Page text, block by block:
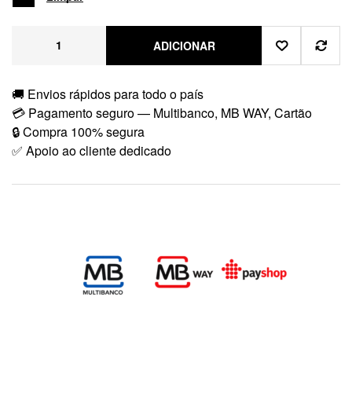
ADICIONAR
🚚 Envios rápidos para todo o país
💳 Pagamento seguro — Multibanco, MB WAY, Cartão
🔒 Compra 100% segura
✅ Apoio ao cliente dedicado